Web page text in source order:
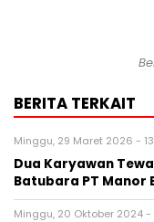
BERITA TERKAIT
Minggu, 29 Maret 2026 -
Dua Karyawan
Batubara PT Manor
Minggu, 20 Oktober 2024 -